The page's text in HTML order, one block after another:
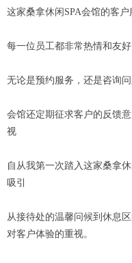
这家桑拿休闲SPA会馆的客
每一位员工都非常热情和友
无论是预约服务，还是咨询
会馆还定期征求客户的反馈
视
自从我第一次踏入这家桑拿
吸引
从接待处的温馨问候到休息
对客户体验的重视。